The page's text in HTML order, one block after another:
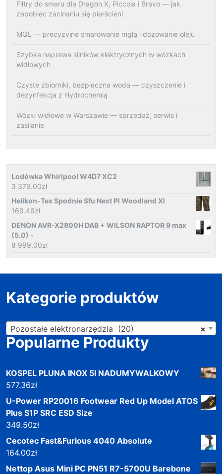
Filtry do smaru dla Dragon X, Piccola i Bravo — jak
zapobiec zacinaniu się pierścieni
MQL — precyzyjne smarowanie mgłą i dozowanie oleju
Szybka naprawa silników elektrycznych w wózkach
widłowych
Czyste zbiorniki, bezpieczna woda — czyszczenie i
dezynfekcja z Hydrochemią
Wózki widłowe w Warszawie — sprzedaż, serwis i
zasilanie
Lodówka Whirlpool W4D7 XC2
3 379.00zł
Helikon-Tex Spodnie Sfu Next Pl Woodland Xl
169.46zł
DENON AVR-X2800H DAB + WILSON RAPTOR 9 max
(5.0) -
8 999.00zł
Kategorie produktów
×
Pozostałe elektronarzędzia (20)
Popularne Produkty
KOSPEL PLUNA INOX 5l NADUMYWALKOWY
577.36zł
U-Power RP20016 Footwear Red Up Model ATOS
Plus S1P SRC ESD Size
349.50zł
Cecotec Fast&Furious 4040 Absolute
164.00zł
Nettop Asus Mini PC PN51 R7-5700U Barebone